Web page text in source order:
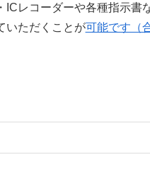
ICレコーダーや各種指示書
いただくことが可能です（